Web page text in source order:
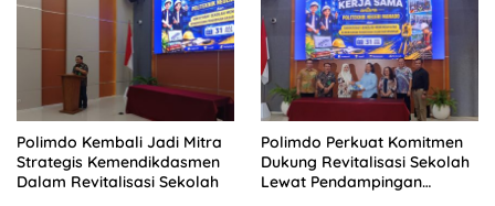
Polimdo Kembali Jadi Mitra
Strategis Kemendikdasmen
Dalam Revitalisasi Sekolah
Polimdo Perkuat Komitmen
Dukung Revitalisasi Sekolah
Lewat Pendampingan